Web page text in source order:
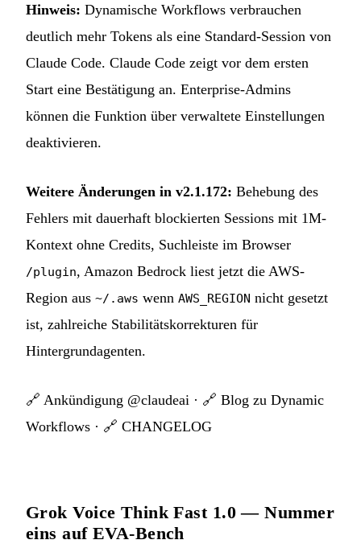
Hinweis: Dynamische Workflows verbrauchen
deutlich mehr Tokens als eine Standard-Session von
Claude Code. Claude Code zeigt vor dem ersten
Start eine Bestätigung an. Enterprise-Admins
können die Funktion über verwaltete Einstellungen
deaktivieren.
Weitere Änderungen in v2.1.172: Behebung des
Fehlers mit dauerhaft blockierten Sessions mit 1M-
Kontext ohne Credits, Suchleiste im Browser
/plugin, Amazon Bedrock liest jetzt die AWS-
Region aus ~/.aws wenn AWS_REGION nicht gesetzt
ist, zahlreiche Stabilitätskorrekturen für
Hintergrundagenten.
🔗 Ankündigung @claudeai · 🔗 Blog zu Dynamic
Workflows · 🔗 CHANGELOG
Grok Voice Think Fast 1.0 — Nummer
eins auf EVA-Bench